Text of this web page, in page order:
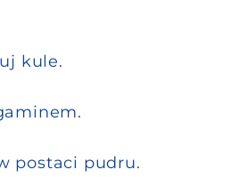
kule.
postaci pudru.